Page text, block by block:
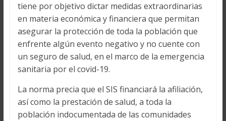
tiene por objetivo dictar medidas extraordinarias
en materia económica y financiera que permitan
asegurar la protección de toda la población que
enfrente algún evento negativo y no cuente con
un seguro de salud, en el marco de la emergencia
sanitaria por el covid-19.
La norma precia que el SIS financiará la afiliación,
así como la prestación de salud, a toda la
población indocumentada de las comunidades